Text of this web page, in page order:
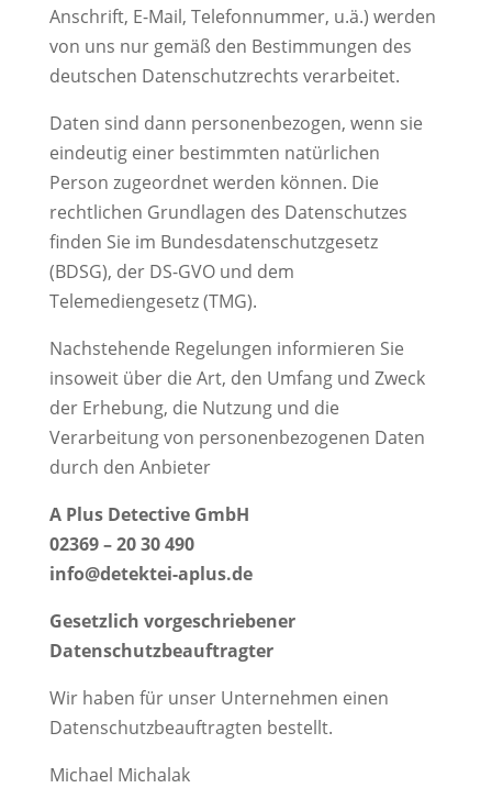
Anschrift, E-Mail, Telefonnummer, u.ä.) werden
von uns nur gemäß den Bestimmungen des
deutschen Datenschutzrechts verarbeitet.
Daten sind dann personenbezogen, wenn sie
eindeutig einer bestimmten natürlichen
Person zugeordnet werden können. Die
rechtlichen Grundlagen des Datenschutzes
finden Sie im Bundesdatenschutzgesetz
(BDSG), der DS-GVO und dem
Telemediengesetz (TMG).
Nachstehende Regelungen informieren Sie
insoweit über die Art, den Umfang und Zweck
der Erhebung, die Nutzung und die
Verarbeitung von personenbezogenen Daten
durch den Anbieter
A Plus Detective GmbH
02369 – 20 30 490
info@detektei-aplus.de
Gesetzlich vorgeschriebener
Datenschutzbeauftragter
Wir haben für unser Unternehmen einen
Datenschutzbeauftragten bestellt.
Michael Michalak